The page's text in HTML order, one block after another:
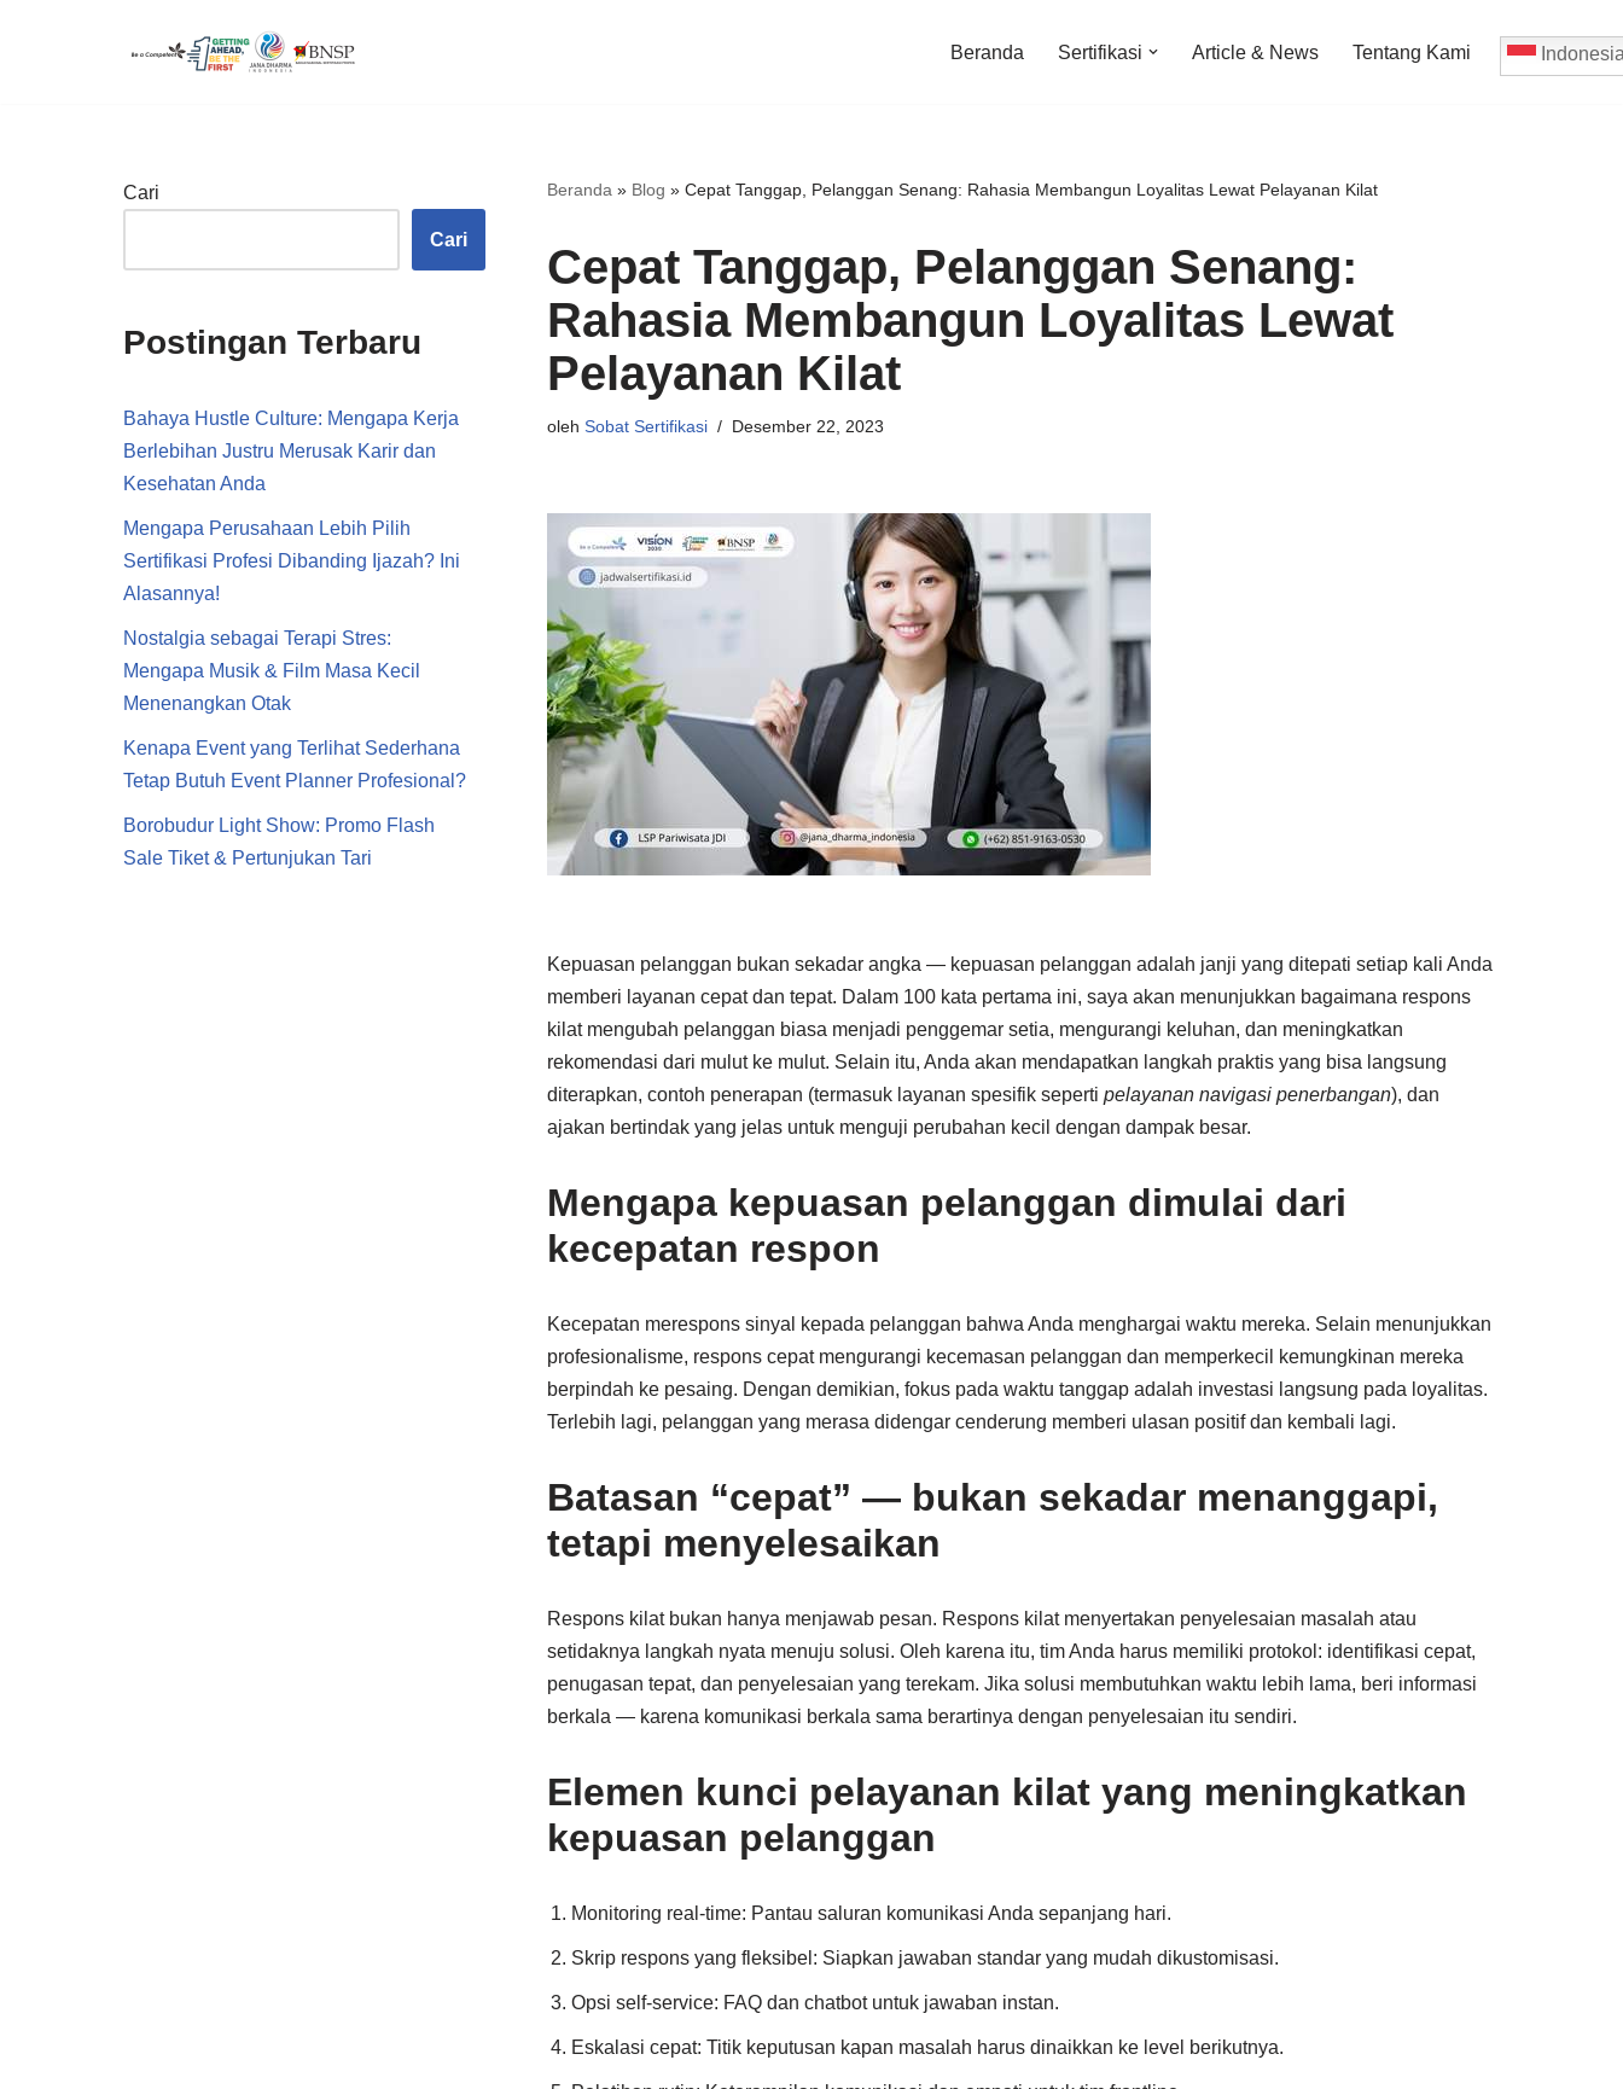
Beranda Sertifikasi Article & News Tentang Kami
Cari
Cari
Postingan Terbaru
Bahaya Hustle Culture: Mengapa Kerja
Berlebihan Justru Merusak Karir dan
Kesehatan Anda
Mengapa Perusahaan Lebih Pilih
Sertifikasi Profesi Dibanding Ijazah? Ini
Alasannya!
Nostalgia sebagai Terapi Stres:
Mengapa Musik & Film Masa Kecil
Menenangkan Otak
Kenapa Event yang Terlihat Sederhana
Tetap Butuh Event Planner Profesional?
Borobudur Light Show: Promo Flash
Sale Tiket & Pertunjukan Tari
Beranda » Blog » Cepat Tanggap, Pelanggan Senang: Rahasia Membangun Loyalitas Lewat Pelayanan Kilat
Cepat Tanggap, Pelanggan Senang:
Rahasia Membangun Loyalitas Lewat
Pelayanan Kilat
oleh Sobat Sertifikasi Desember 22, 2023
Kepuasan pelanggan bukan sekadar angka — kepuasan pelanggan adalah janji yang ditepati setiap kali Anda
memberi layanan cepat dan tepat. Dalam 100 kata pertama ini, saya akan menunjukkan bagaimana respons
kilat mengubah pelanggan biasa menjadi penggemar setia, mengurangi keluhan, dan meningkatkan
rekomendasi dari mulut ke mulut. Selain itu, Anda akan mendapatkan langkah praktis yang bisa langsung
diterapkan, contoh penerapan (termasuk layanan spesifik seperti pelayanan navigasi penerbangan), dan
ajakan bertindak yang jelas untuk menguji perubahan kecil dengan dampak besar.
Mengapa kepuasan pelanggan dimulai dari
kecepatan respon
Kecepatan merespons sinyal kepada pelanggan bahwa Anda menghargai waktu mereka. Selain menunjukkan
profesionalisme, respons cepat mengurangi kecemasan pelanggan dan memperkecil kemungkinan mereka
berpindah ke pesaing. Dengan demikian, fokus pada waktu tanggap adalah investasi langsung pada loyalitas.
Terlebih lagi, pelanggan yang merasa didengar cenderung memberi ulasan positif dan kembali lagi.
Batasan “cepat” — bukan sekadar menanggapi,
tetapi menyelesaikan
Respons kilat bukan hanya menjawab pesan. Respons kilat menyertakan penyelesaian masalah atau
setidaknya langkah nyata menuju solusi. Oleh karena itu, tim Anda harus memiliki protokol: identifikasi cepat,
penugasan tepat, dan penyelesaian yang terekam. Jika solusi membutuhkan waktu lebih lama, beri informasi
berkala — karena komunikasi berkala sama berartinya dengan penyelesaian itu sendiri.
Elemen kunci pelayanan kilat yang meningkatkan
kepuasan pelanggan
Monitoring real-time: Pantau saluran komunikasi Anda sepanjang hari.
Skrip respons yang fleksibel: Siapkan jawaban standar yang mudah dikustomisasi.
Opsi self-service: FAQ dan chatbot untuk jawaban instan.
Eskalasi cepat: Titik keputusan kapan masalah harus dinaikkan ke level berikutnya.